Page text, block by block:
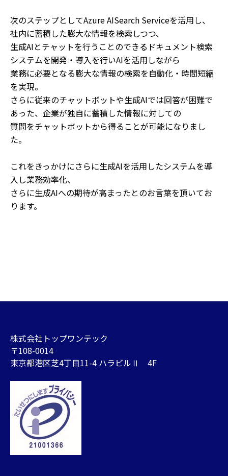
次のステップとしてAzure AISearch Serviceを活用し、
社内に蓄積した膨大な情報を検索しつつ、
生成AIとチャットを行うことのできるドキュメント検索
システムを開発・導入を行いAIを活用しながら
業務に必要となる膨大な情報の検索を自動化・時間短縮
を実現。
さらに従来のチャットボットや生成AIでは回答が困難で
あった、企業が独自に蓄積した情報に対しての
質問をチャットボットから得ることが可能になりまし
た。
これをきっかけにさらに生成AIを活用したシステムを導
入し業務効率化、
さらに生成AIへの期待が高まったとのお言葉を頂いてお
ります。
株式会社トップワンテック
〒108-0014
東京都港区芝4丁目11-4 ハラビルⅡ 4F